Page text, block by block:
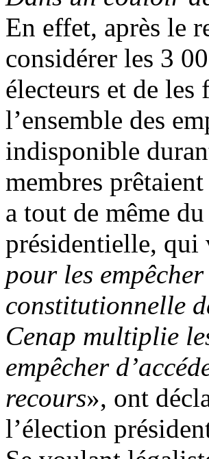
En effet, après le
considérer les 3
électeurs et de les
l’ensemble des
indisponible
membres
a tout de même
présidentielle, qui
pour les
constitutionnelle
Cenap multiplie
empêcher
recours», ont
l’élection